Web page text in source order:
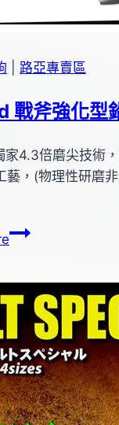
路亞專賣區
戰斧強化型
家4.3倍磨尖技術
藝，(物理性研磨
Mustad
強
型
鉛
頭
鉤